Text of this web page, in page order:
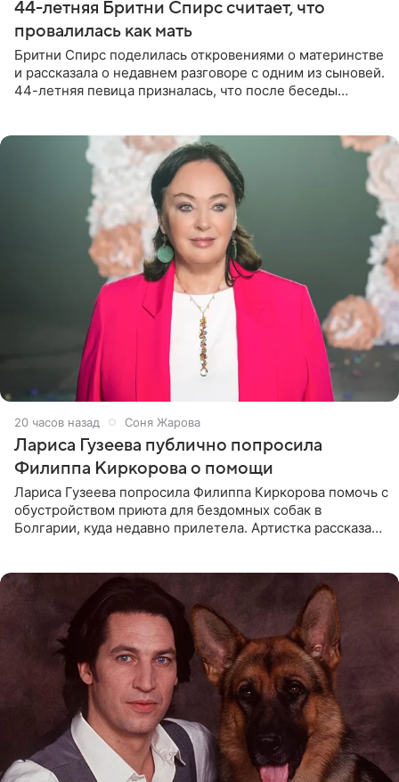
44-летняя Бритни Спирс считает, что
провалилась как мать
Бритни Спирс поделилась откровениями о материнстве
и рассказала о недавнем разговоре с одним из сыновей.
44-летняя певица призналась, что после беседы
20 часов назад Соня Жарова
Лариса Гузеева публично попросила
Филиппа Киркорова о помощи
Лариса Гузеева попросила Филиппа Киркорова помочь с
обустройством приюта для бездомных собак в
Болгарии, куда недавно прилетела. Артистка рассказала